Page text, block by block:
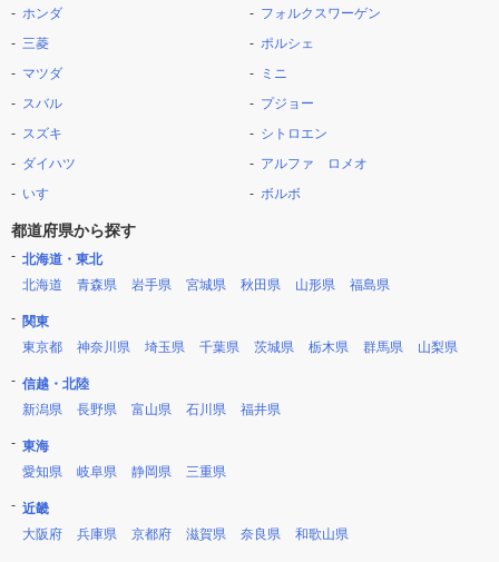
ホンダ
三菱
マツダ
スバル
スズキ
ダイハツ
いすゞ
フォルクスワーゲン
ポルシェ
ミニ
プジョー
シトロエン
アルファ ロメオ
ボルボ
都道府県から探す
北海道・東北
北海道
青森県 岩手県 宮城県 秋田県 山形県 福島県
関東
東京都
神奈川県 埼玉県 千葉県 茨城県 栃木県 群馬県 山梨県
信越・北陸
新潟県
長野県 富山県 石川県 福井県
東海
愛知県
岐阜県 静岡県 三重県
近畿
大阪府
兵庫県 京都府 滋賀県 奈良県 和歌山県